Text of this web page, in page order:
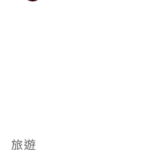
旅遊